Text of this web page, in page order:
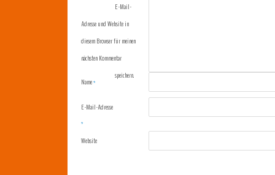
Name*
E-Mail-Adresse
*
Website
E-Mail-
Adresse und Website in
diesem Browser für meinen
nächsten Kommentar
speichern.